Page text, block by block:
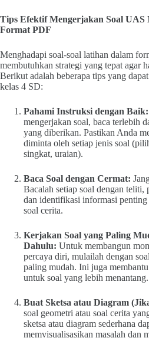
Tips Efektif Mengerjakan Soal UAS
Format PDF
Menghadapi soal-soal latihan dalam
membutuhkan strategi yang tepat agar
Berikut adalah beberapa tips yang
kelas 4 SD:
Pahami Instruksi dengan Baik:
mengerjakan soal, baca terlebih
yang diberikan. Pastikan Anda
diminta oleh setiap jenis soal
singkat, uraian).
Baca Soal dengan Cermat:
Bacalah setiap soal dengan teliti,
dan identifikasi informasi
soal cerita.
Kerjakan Soal yang Paling
Dahulu: Untuk membangun
percaya diri, mulailah dengan
paling mudah. Ini juga
untuk soal yang lebih menantang.
Buat Sketsa atau Diagram
soal geometri atau soal cerita
sketsa atau diagram sederhana
memvisualisasikan masalah dan